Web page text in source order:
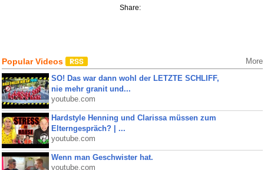
Share:
Popular Videos More
SO! Das war dann wohl der LETZTE SCHLIFF,
nie mehr granit und...
youtube.com
Hardstyle Henning und Clarissa müssen zum
Elterngespräch? | ...
youtube.com
Wenn man Geschwister hat.
youtube.com